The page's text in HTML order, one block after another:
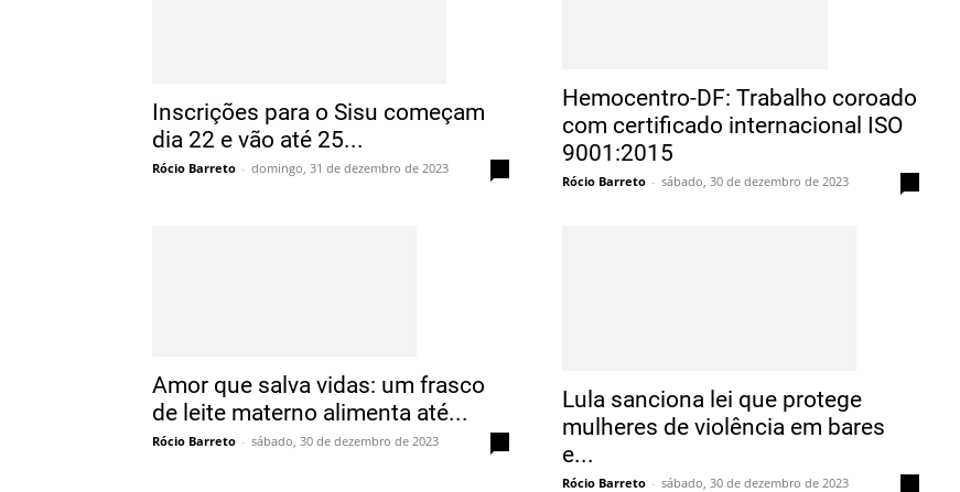
Inscrições para o Sisu começam
dia 22 e vão até 25...
Rócio Barreto - domingo, 31 de dezembro de 2023
Hemocentro-DF: Trabalho coroado
com certificado internacional ISO
9001:2015
Rócio Barreto - sábado, 30 de dezembro de 2023
Amor que salva vidas: um frasco
de leite materno alimenta até...
Rócio Barreto - sábado, 30 de dezembro de 2023
Lula sanciona lei que protege
mulheres de violência em bares
e...
Rócio Barreto - sábado, 30 de dezembro de 2023